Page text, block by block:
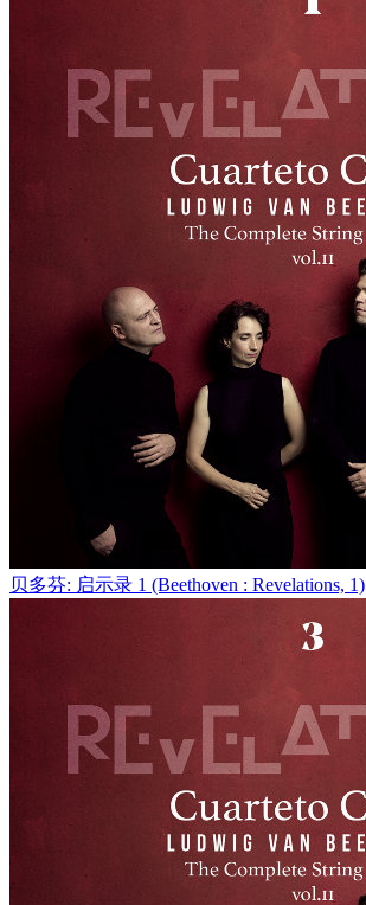
贝多芬: 启示录 1 (Beethoven : Revelations, 1)